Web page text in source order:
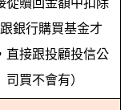
從贖回金額中扣除
跟銀行購買基金才
直接跟投顧投信公
司買不會有）